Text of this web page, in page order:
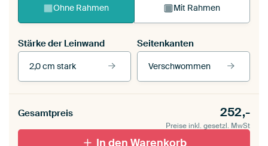
Ohne Rahmen Mit Rahmen
Stärke der Leinwand
2,0 cm stark
Seitenkanten
Verschwommen
Mit Schattenfugenrahmen,
schwarz
Mit Schattenfugenrahmen,
weiß
Leinwand für
Seitenkanten
Gesamtpreis 252,-
Preise inkl. gesetzl. MwSt